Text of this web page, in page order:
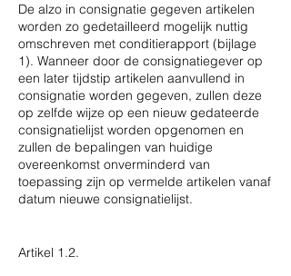
De alzo in consignatie gegeven artikelen
worden zo gedetailleerd mogelijk nuttig
omschreven met conditierapport (bijlage
1). Wanneer door de consignatiegever op
een later tijdstip artikelen aanvullend in
consignatie worden gegeven, zullen deze
op zelfde wijze op een nieuw gedateerde
consignatielijst worden opgenomen en
zullen de bepalingen van huidige
overeenkomst onverminderd van
toepassing zijn op vermelde artikelen vanaf
datum nieuwe consignatielijst.
Artikel 1.2.